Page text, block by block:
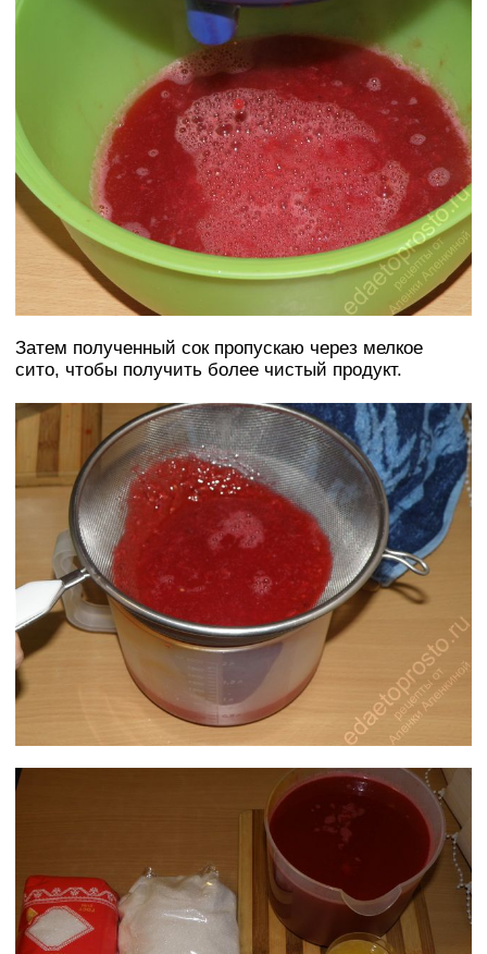
Затем полученный сок пропускаю через мелкое
сито, чтобы получить более чистый продукт.